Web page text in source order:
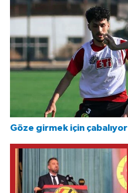
Göze girmek için çabalıyor